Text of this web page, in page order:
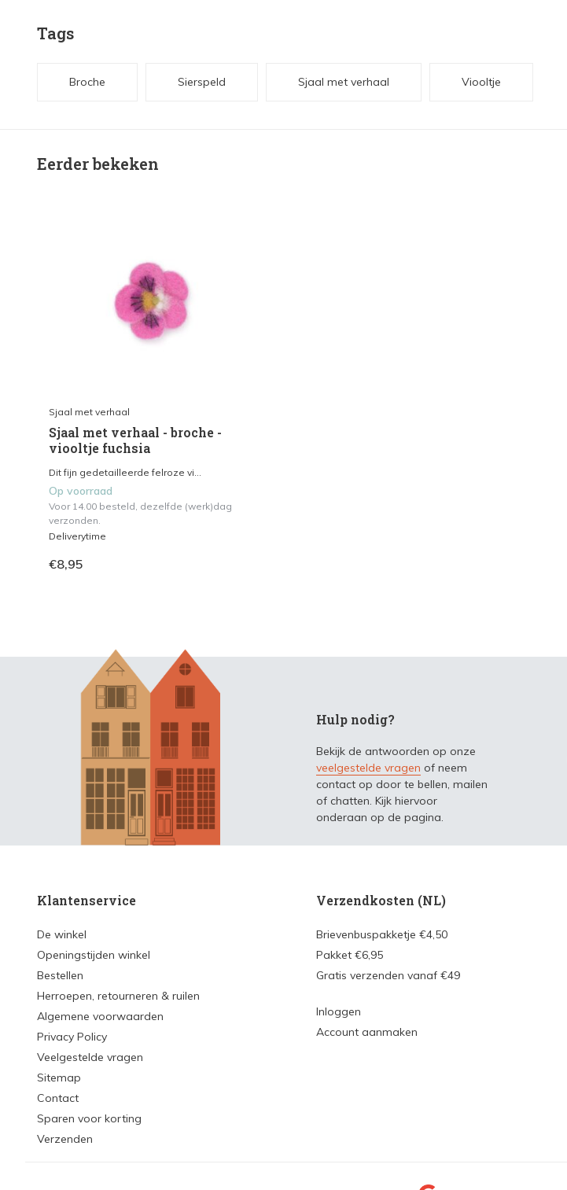
Tags
Broche Sierspeld Sjaal met verhaal Viooltje
Eerder bekeken
Sjaal met verhaal
Sjaal met verhaal - broche -
viooltje fuchsia
Dit fijn gedetailleerde felroze vi...
Op voorraad
Voor 14.00 besteld, dezelfde (werk)dag
verzonden.
Deliverytime
€8,95
Hulp nodig?
Bekijk de antwoorden op onze
veelgestelde vragen of neem
contact op door te bellen, mailen
of chatten. Kijk hiervoor
onderaan op de pagina.
Klantenservice
De winkel
Openingstijden winkel
Bestellen
Herroepen, retourneren & ruilen
Algemene voorwaarden
Privacy Policy
Veelgestelde vragen
Sitemap
Contact
Sparen voor korting
Verzenden
Verzendkosten (NL)
Brievenbuspakketje €4,50
Pakket €6,95
Gratis verzenden vanaf €49
Inloggen
Account aanmaken